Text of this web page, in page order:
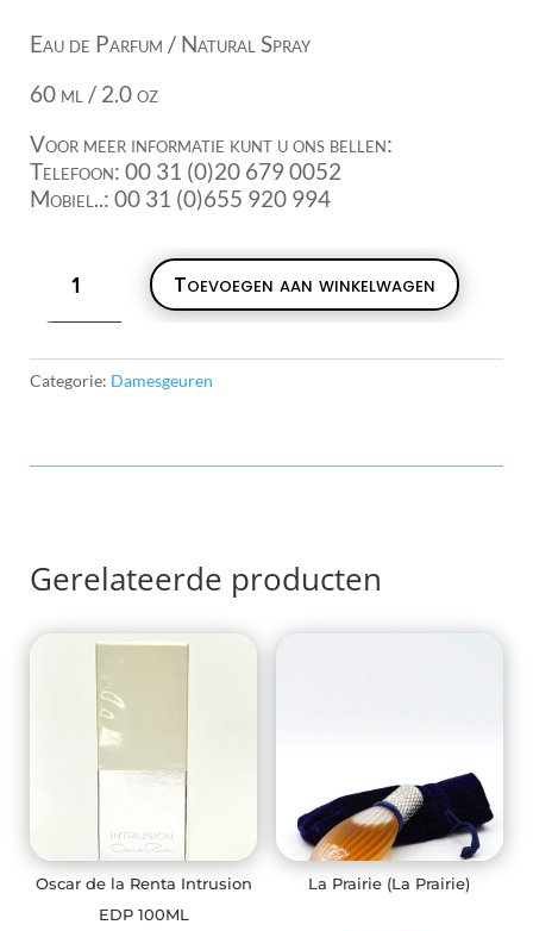
Eau de Parfum / Natural Spray
60 ml / 2.0 oz
Voor meer informatie kunt u ons bellen:
Telefoon: 00 31 (0)20 679 0052
Mobiel..: 00 31 (0)655 920 994
Lauder
Toevoegen aan winkelwagen
Categorie: Damesgeuren
Gerelateerde producten
Oscar de la Renta Intrusion
EDP 100ML
La Prairie (La Prairie)